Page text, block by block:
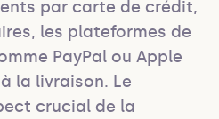
par carte de crédit,
les plateformes de
PayPal ou Apple
la livraison. Le
crucial de la